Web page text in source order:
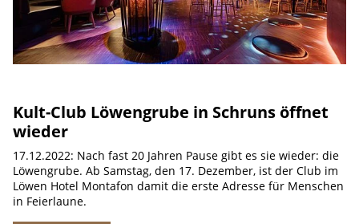
Kult-Club Löwengrube in Schruns öffnet
wieder
17.12.2022: Nach fast 20 Jahren Pause gibt es sie wieder: die
Löwengrube. Ab Samstag, den 17. Dezember, ist der Club im
Löwen Hotel Montafon damit die erste Adresse für Menschen
in Feierlaune.